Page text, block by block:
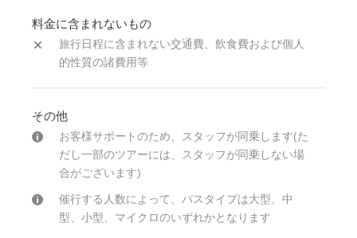
料金に含まれないもの
旅行日程に含まれない交通費、飲食費および個人
的性質の諸費用等
その他
お客様サポートのため、スタッフが同乗します(た
だし一部のツアーには、スタッフが同乗しない場
合がございます)
催行する人数によって、バスタイプは大型、中
型、小型、マイクロのいずれかとなります